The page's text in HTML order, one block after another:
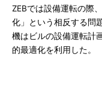
ZEBでは設備運転の際
化」という相反する問
機はビルの設備運転計
的最適化を利用した。